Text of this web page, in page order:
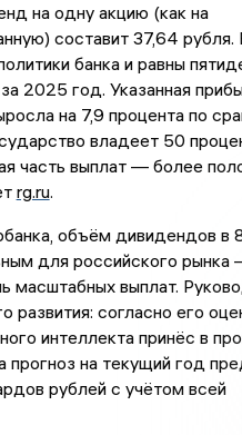
на одну акцию (как на
составит 37,64
банка и равны
2025 год. Указанная
на 7,9 процента по
владеет 50
часть выплат — более
rg.ru.
объём дивидендов в
для российского рынка
масштабных выплат.
развития: согласно его
интеллекта принёс в
на текущий год
рублей с учётом всей